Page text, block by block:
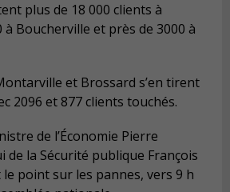
plus de 18 000 clients à
à Boucherville et près de 3000 à
et Brossard s’en tirent
2096 et 877 clients touchés.
de l’Économie Pierre
de la Sécurité publique François
point sur les pannes, vers 9 h